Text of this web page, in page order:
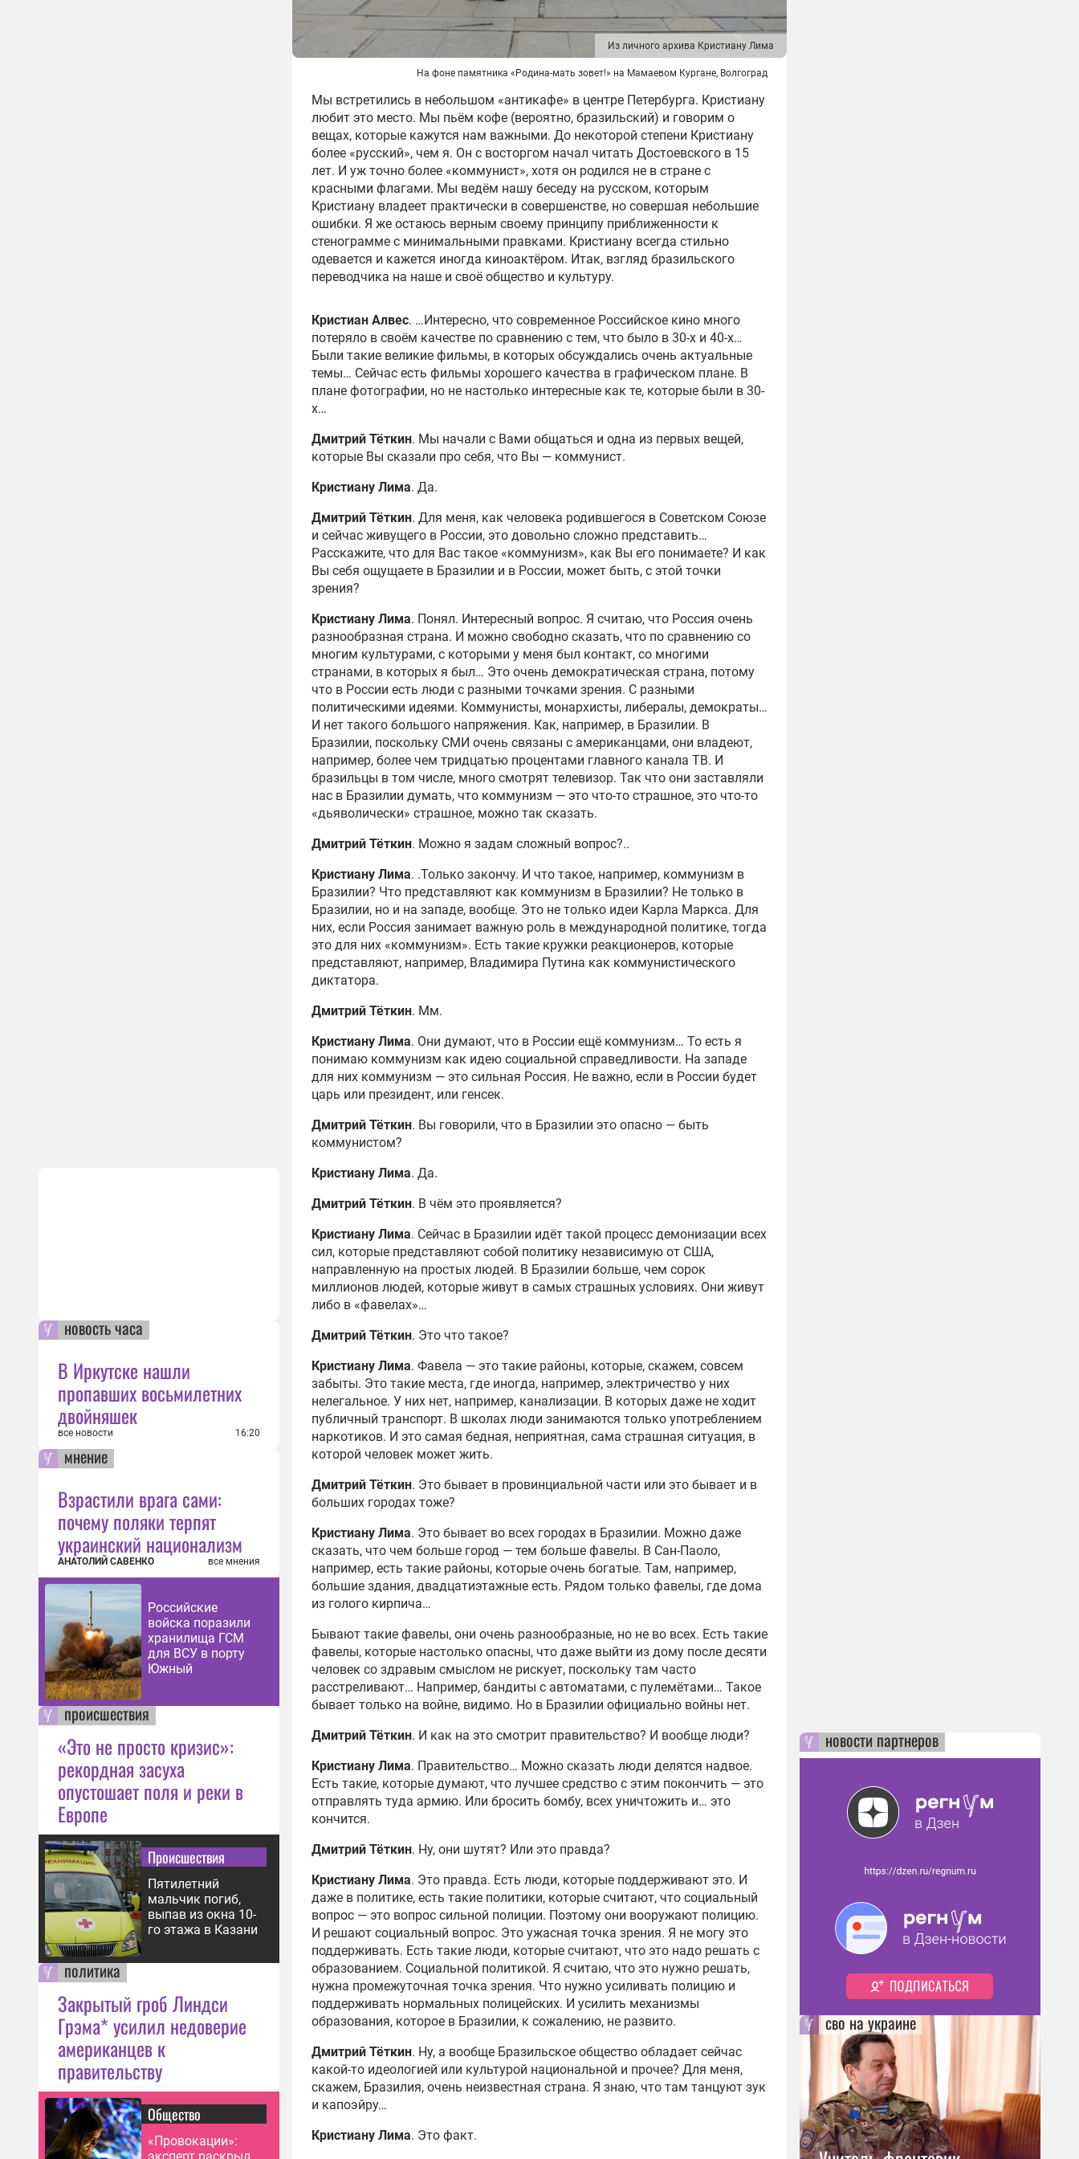
новость часа
В Иркутске нашли
пропавших восьмилетних
двойняшек
все новости 16:20
мнение
Взрастили врага сами:
почему поляки терпят
украинский национализм
АНАТОЛИЙ САВЕНКО все мнения
Российские
войска поразили
хранилища ГСМ
для ВСУ в порту
Южный
происшествия
«Это не просто кризис»:
рекордная засуха
опустошает поля и реки в
Европе
Происшествия
Пятилетний
мальчик погиб,
выпав из окна 10-
го этажа в Казани
политика
Закрытый гроб Линдси
Грэма* усилил недоверие
американцев к
правительству
Общество
«Провокации»:
Из личного архива Кристиану Лима
На фоне памятника «Родина-мать зовет!» на Мамаевом Кургане, Волгоград
Мы встретились в небольшом «антикафе» в центре Петербурга. Кристиану
любит это место. Мы пьём кофе (вероятно, бразильский) и говорим о
вещах, которые кажутся нам важными. До некоторой степени Кристиану
более «русский», чем я. Он с восторгом начал читать Достоевского в 15
лет. И уж точно более «коммунист», хотя он родился не в стране с
красными флагами. Мы ведём нашу беседу на русском, которым
Кристиану владеет практически в совершенстве, но совершая небольшие
ошибки. Я же остаюсь верным своему принципу приближенности к
стенограмме с минимальными правками. Кристиану всегда стильно
одевается и кажется иногда киноактёром. Итак, взгляд бразильского
переводчика на наше и своё общество и культуру.
Кристиан Алвес. …Интересно, что современное Российское кино много
потеряло в своём качестве по сравнению с тем, что было в 30-х и 40-х…
Были такие великие фильмы, в которых обсуждались очень актуальные
темы… Сейчас есть фильмы хорошего качества в графическом плане. В
плане фотографии, но не настолько интересные как те, которые были в 30-
х…
Дмитрий Тёткин. Мы начали с Вами общаться и одна из первых вещей,
которые Вы сказали про себя, что Вы — коммунист.
Кристиану Лима. Да.
Дмитрий Тёткин. Для меня, как человека родившегося в Советском Союзе
и сейчас живущего в России, это довольно сложно представить…
Расскажите, что для Вас такое «коммунизм», как Вы его понимаете? И как
Вы себя ощущаете в Бразилии и в России, может быть, с этой точки
зрения?
Кристиану Лима. Понял. Интересный вопрос. Я считаю, что Россия очень
разнообразная страна. И можно свободно сказать, что по сравнению со
многим культурами, с которыми у меня был контакт, со многими
странами, в которых я был… Это очень демократическая страна, потому
что в России есть люди с разными точками зрения. С разными
политическими идеями. Коммунисты, монархисты, либералы, демократы…
И нет такого большого напряжения. Как, например, в Бразилии. В
Бразилии, поскольку СМИ очень связаны с американцами, они владеют,
например, более чем тридцатью процентами главного канала ТВ. И
бразильцы в том числе, много смотрят телевизор. Так что они заставляли
нас в Бразилии думать, что коммунизм — это что-то страшное, это что-то
«дьяволически» страшное, можно так сказать.
Дмитрий Тёткин. Можно я задам сложный вопрос?..
Кристиану Лима. .Только закончу. И что такое, например, коммунизм в
Бразилии? Что представляют как коммунизм в Бразилии? Не только в
Бразилии, но и на западе, вообще. Это не только идеи Карла Маркса. Для
них, если Россия занимает важную роль в международной политике, тогда
это для них «коммунизм». Есть такие кружки реакционеров, которые
представляют, например, Владимира Путина как коммунистического
диктатора.
Дмитрий Тёткин. Мм.
Кристиану Лима. Они думают, что в России ещё коммунизм… То есть я
понимаю коммунизм как идею социальной справедливости. На западе
для них коммунизм — это сильная Россия. Не важно, если в России будет
царь или президент, или генсек.
Дмитрий Тёткин. Вы говорили, что в Бразилии это опасно — быть
коммунистом?
Кристиану Лима. Да.
Дмитрий Тёткин. В чём это проявляется?
Кристиану Лима. Сейчас в Бразилии идёт такой процесс демонизации всех
сил, которые представляют собой политику независимую от США,
направленную на простых людей. В Бразилии больше, чем сорок
миллионов людей, которые живут в самых страшных условиях. Они живут
либо в «фавелах»…
Дмитрий Тёткин. Это что такое?
Кристиану Лима. Фавела — это такие районы, которые, скажем, совсем
забыты. Это такие места, где иногда, например, электричество у них
нелегальное. У них нет, например, канализации. В которых даже не ходит
публичный транспорт. В школах люди занимаются только употреблением
наркотиков. И это самая бедная, неприятная, сама страшная ситуация, в
которой человек может жить.
Дмитрий Тёткин. Это бывает в провинциальной части или это бывает и в
больших городах тоже?
Кристиану Лима. Это бывает во всех городах в Бразилии. Можно даже
сказать, что чем больше город — тем больше фавелы. В Сан-Паоло,
например, есть такие районы, которые очень богатые. Там, например,
большие здания, двадцатиэтажные есть. Рядом только фавелы, где дома
из голого кирпича…
Бывают такие фавелы, они очень разнообразные, но не во всех. Есть такие
фавелы, которые настолько опасны, что даже выйти из дому после десяти
человек со здравым смыслом не рискует, поскольку там часто
расстреливают… Например, бандиты с автоматами, с пулемётами… Такое
бывает только на войне, видимо. Но в Бразилии официально войны нет.
Дмитрий Тёткин. И как на это смотрит правительство? И вообще люди?
Кристиану Лима. Правительство… Можно сказать люди делятся надвое.
Есть такие, которые думают, что лучшее средство с этим покончить — это
отправлять туда армию. Или бросить бомбу, всех уничтожить и… это
кончится.
Дмитрий Тёткин. Ну, они шутят? Или это правда?
Кристиану Лима. Это правда. Есть люди, которые поддерживают это. И
даже в политике, есть такие политики, которые считают, что социальный
вопрос — это вопрос сильной полиции. Поэтому они вооружают полицию.
И решают социальный вопрос. Это ужасная точка зрения. Я не могу это
поддерживать. Есть такие люди, которые считают, что это надо решать с
образованием. Социальной политикой. Я считаю, что это нужно решать,
нужна промежуточная точка зрения. Что нужно усиливать полицию и
поддерживать нормальных полицейских. И усилить механизмы
образования, которое в Бразилии, к сожалению, не развито.
Дмитрий Тёткин. Ну, а вообще Бразильское общество обладает сейчас
какой-то идеологией или культурой национальной и прочее? Для меня,
скажем, Бразилия, очень неизвестная страна. Я знаю, что там танцуют зук
и капоэйру…
Кристиану Лима. Это факт.
новости партнеров
сво на украине